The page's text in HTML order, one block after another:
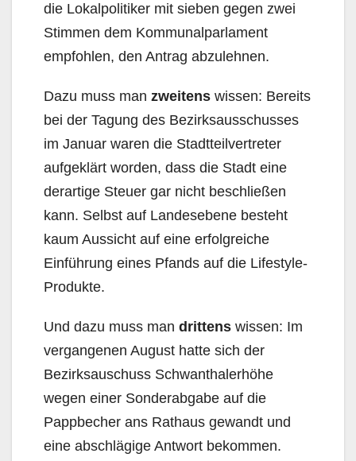
die Lokalpolitiker mit sieben gegen zwei
Stim­men dem Kommunalparlament
empfohlen, den Antrag abzulehnen.
Dazu muss man zweitens wissen: Bereits
bei der Tagung des Bezirksausschusses
im Januar wa­ren die Stadtteilvertreter
aufgeklärt worden, dass die Stadt eine
derartige Steuer gar nicht beschlie­ßen
kann. Selbst auf Landesebene besteht
kaum Aussicht auf eine erfolgreiche
Einführung eines Pfands auf die Lifestyle-
Produkte.
Und dazu muss man drittens wissen: Im
vergangenen August hatte sich der
Bezirksauschuss Schwanthalerhöhe
wegen einer Sonderabgabe auf die
Pappbecher ans Rathaus gewandt und
eine abschlägige Antwort bekommen.